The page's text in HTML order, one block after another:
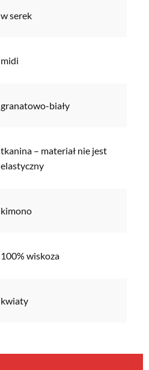
w serek
midi
granatowo-biały
tkanina – materiał nie jest
elastyczny
kimono
100% wiskoza
kwiaty